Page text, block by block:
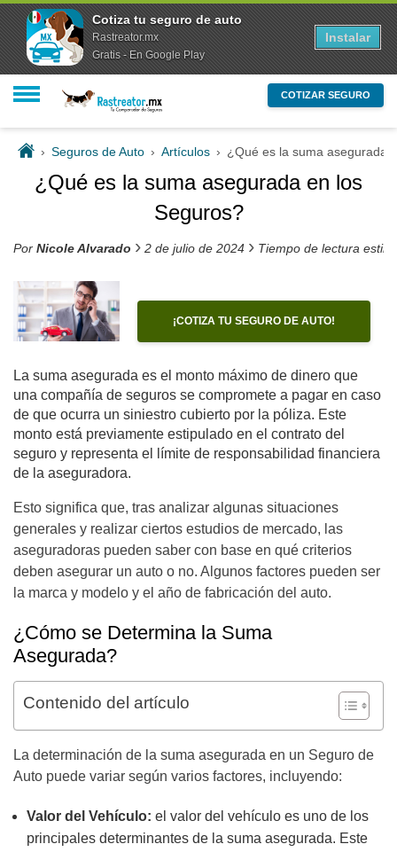
COTIZAR SEGURO
› Seguros de Auto › Artículos › ¿Qué es la suma asegurada
¿Qué es la suma asegurada en los
Seguros?
Por Nicole Alvarado › 2 de julio de 2024 › Tiempo de lectura
¡COTIZA TU SEGURO DE AUTO!
La suma asegurada es el monto máximo de dinero que
una compañía de seguros se compromete a pagar en caso
de que ocurra un siniestro cubierto por la póliza. Este
monto está previamente estipulado en el contrato del
seguro y representa el límite de responsabilidad financiera
de la aseguradora.
Esto significa que, tras analizar algunas situaciones
generales y realizar ciertos estudios de mercado, las
aseguradoras pueden saber con base en qué criterios
deben asegurar un auto o no. Algunos factores pueden ser
la marca y modelo y el año de fabricación del auto.
¿Cómo se Determina la Suma
Asegurada?
Contenido del artículo
La determinación de la suma asegurada en un Seguro de
Auto puede variar según varios factores, incluyendo:
Valor del Vehículo: el valor del vehículo es uno de los
principales determinantes de la suma asegurada. Este
Cotiza tu seguro de auto
Rastreator.mx
Gratis - En Google Play
Instalar